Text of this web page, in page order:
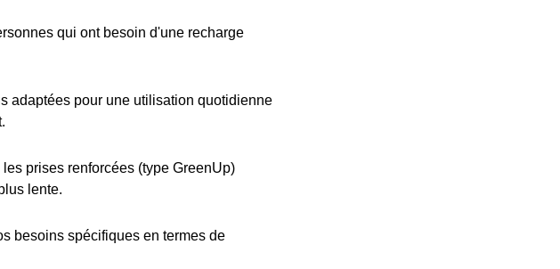
qui ont besoin d'une recharge
adaptées pour une utilisation quotidienne
prises renforcées (type GreenUp)
lente.
besoins spécifiques en termes de